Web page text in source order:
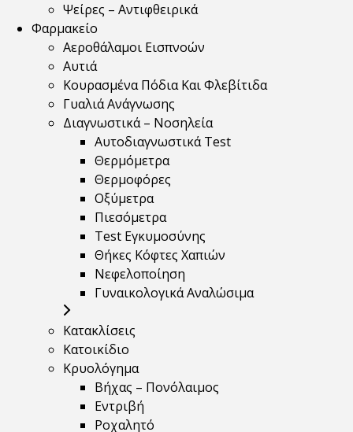
Ψείρες – Αντιφθειρικά
Φαρμακείο
Αεροθάλαμοι Εισπνοών
Αυτιά
Κουρασμένα Πόδια Και Φλεβίτιδα
Γυαλιά Ανάγνωσης
Διαγνωστικά – Νοσηλεία
Αυτοδιαγνωστικά Test
Θερμόμετρα
Θερμοφόρες
Οξύμετρα
Πιεσόμετρα
Test Εγκυμοσύνης
Θήκες Κόφτες Χαπιών
Νεφελοποίηση
Γυναικολογικά Αναλώσιμα
Κατακλίσεις
Κατοικίδιο
Κρυολόγημα
Βήχας – Πονόλαιμος
Εντριβή
Ροχαλητό